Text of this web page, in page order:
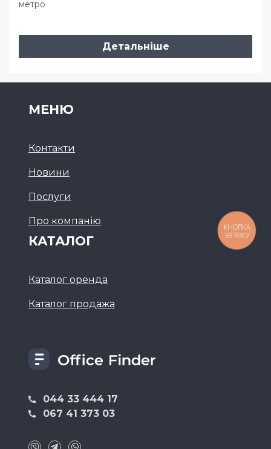
метро
Детальніше
044 33 444 17
067 41 373 03
МЕНЮ
Контакти
Новини
Послуги
Про компанію
КАТАЛОГ
Каталог оренда
Каталог продажа
КНОПКА
ЗВ'ЯЗКУ